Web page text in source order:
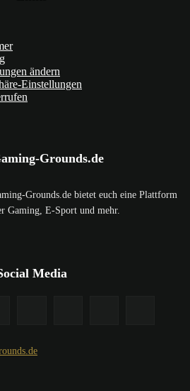
ändern
Einstellungen
Grounds.de
Grounds.de bietet euch eine Plattform
Gaming, E-Sport und mehr.
Media